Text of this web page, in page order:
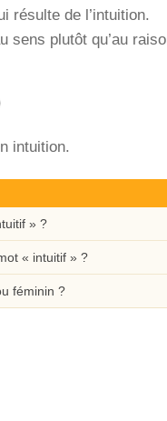
résulte de l’intuition.
sens plutôt qu’au
intuition.
» ?
« intuitif » ?
féminin ?